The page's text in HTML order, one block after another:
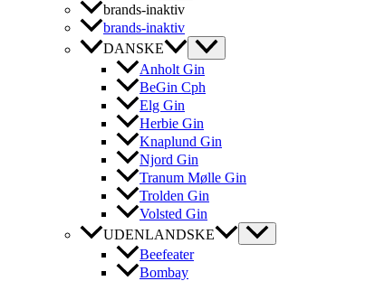
brands-inaktiv
brands-inaktiv
DANSKE
Anholt Gin
BeGin Cph
Elg Gin
Herbie Gin
Knaplund Gin
Njord Gin
Tranum Mølle Gin
Trolden Gin
Volsted Gin
UDENLANDSKE
Beefeater
Bombay